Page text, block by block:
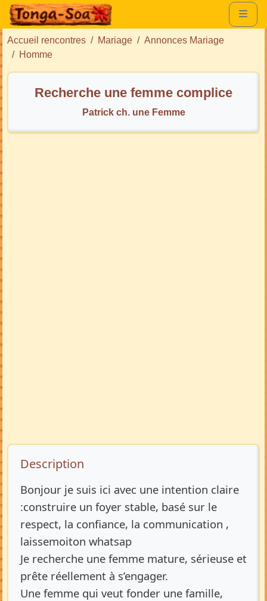
Accueil rencontres Mariage
Annonces Mariage
Homme
Recherche une femme complice
Patrick ch. une Femme
Description de l’annonce
Description
Bonjour je suis ici avec une intention claire
:construire un foyer stable, basé sur le
respect, la confiance, la communication ,
laissemoiton whatsap
Je recherche une femme mature, sérieuse et
prête réellement à s’engager.
Une femme qui veut fonder une famille,